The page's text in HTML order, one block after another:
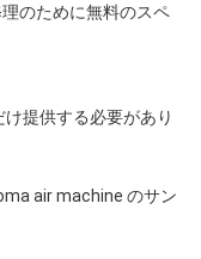
のために無料のスペ
提供する必要があり
air machine のサン